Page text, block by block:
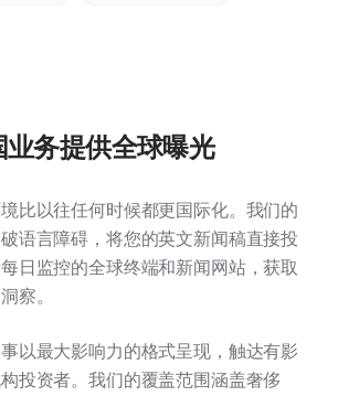
业务提供全球曝光
比以往任何时候都更国际化。我们的
语言障碍，将您的英文新闻稿直接投
日监控的全球终端和新闻网站，获取
察。
以最大影响力的格式呈现，触达有影
投资者。我们的覆盖范围涵盖奢侈